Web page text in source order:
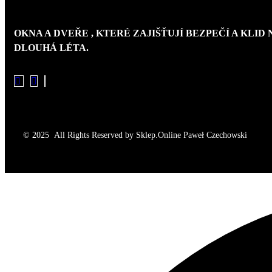
OKNA A DVEŘE , KTERÉ ZAJIŠŤUJÍ BEZPEČÍ A KLID
DLOUHÁ LÉTA.
© 2025 All Rights Reserved by Sklep.Online Paweł Czechowski